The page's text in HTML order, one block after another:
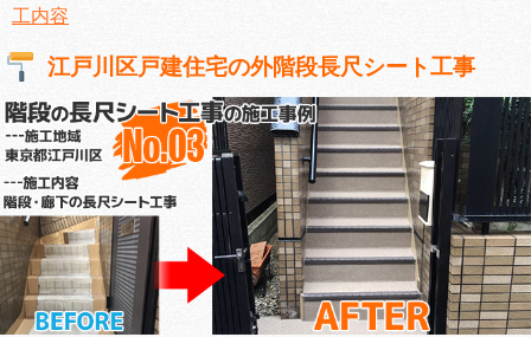
工内容
江戸川区戸建住宅の外階段長尺シート工事